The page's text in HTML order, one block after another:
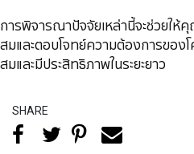
การพิจารณาปัจจัยเหล่านี้จะช่วยให้คุ
สมและตอบโจทย์ความต้องการของ
สมและมีประสิทธิภาพในระยะยาว
SHARE